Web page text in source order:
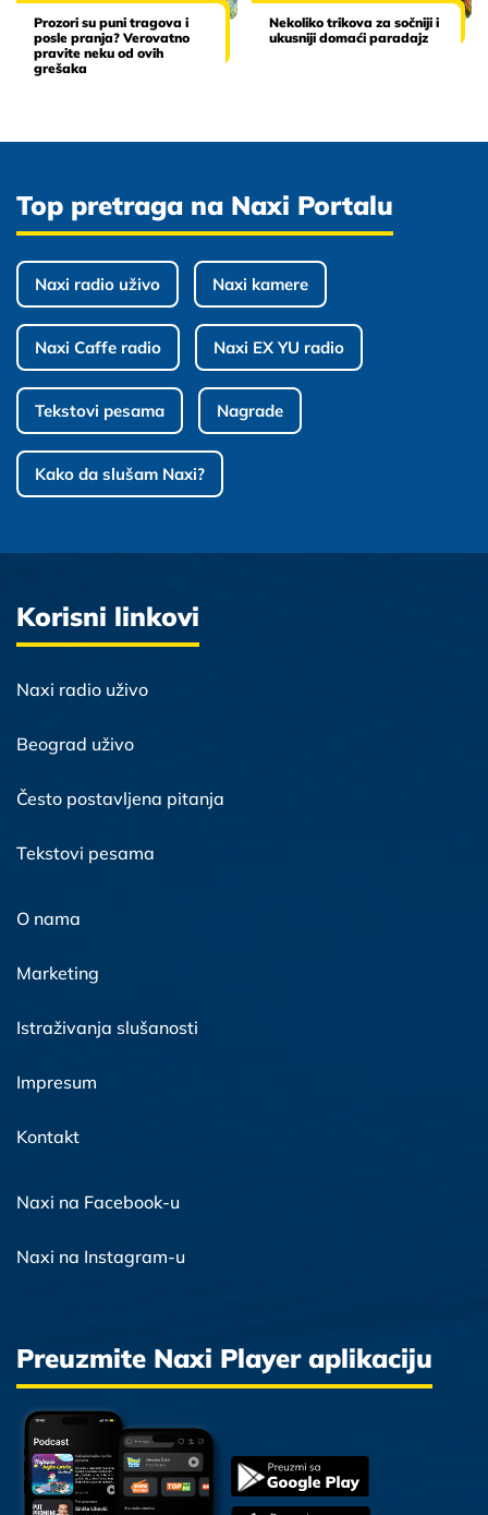
Prozori su puni tragova i
posle pranja? Verovatno
pravite neku od ovih
grešaka
Nekoliko trikova za sočniji i
ukusniji domaći paradajz
Top pretraga na Naxi Portalu
Naxi radio uživo Naxi kamere
Naxi Caffe radio Naxi EX YU radio
Tekstovi pesama Nagrade
Kako da slušam Naxi?
Korisni linkovi
Naxi radio uživo
Beograd uživo
Često postavljena pitanja
Tekstovi pesama
O nama
Marketing
Istraživanja slušanosti
Impresum
Kontakt
Naxi na Facebook-u
Naxi na Instagram-u
Preuzmite Naxi Player aplikaciju